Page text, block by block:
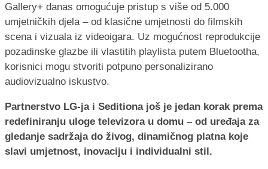
Gallery+ danas omogućuje pristup s više od 5.000
umjetničkih djela – od klasične umjetnosti do filmskih
scena i vizuala iz videoigara. Uz mogućnost reprodukcije
pozadinske glazbe ili vlastitih playlista putem Bluetootha,
korisnici mogu stvoriti potpuno personalizirano
audiovizualno iskustvo.
Partnerstvo LG-ja i Seditiona još je jedan korak prema
redefiniranju uloge televizora u domu – od uređaja za
gledanje sadržaja do živog, dinamičnog platna koje
slavi umjetnost, inovaciju i individualni stil.